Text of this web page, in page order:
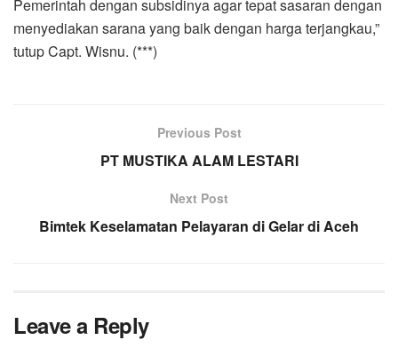
Pemerintah dengan subsidinya agar tepat sasaran dengan
menyediakan sarana yang baik dengan harga terjangkau,”
tutup Capt. Wisnu. (***)
Previous Post
PT MUSTIKA ALAM LESTARI
Next Post
Bimtek Keselamatan Pelayaran di Gelar di Aceh
Leave a Reply